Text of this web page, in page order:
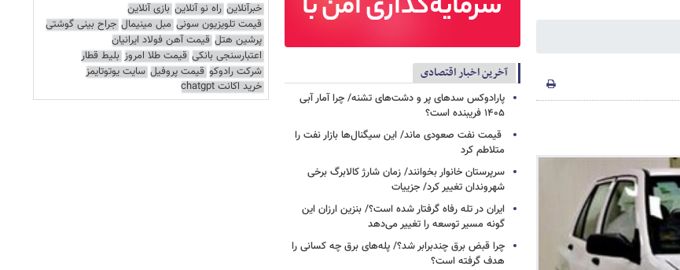
آخرین اخبار اقتصادی
پارادوکس سدهای پر و دشت‌های تشنه/ چرا آمار آبی
۱۴۰۵ فریبنده است؟
قیمت نفت صعودی ماند/ این سیگنال‌ها بازار نفت را
متلاطم کرد
سرپرستان خانوار بخوانند/ زمان شارژ کالابرگ برخی
شهروندان تغییر کرد/ جزییات
ایران در تله رفاه گرفتار شده است؟/ بنزین ارزان این
گونه مسیر توسعه را تغییر می‌دهد
چرا قبض برق چندبرابر شد؟/ پله‌های برق چه کسانی را
هدف گرفته است؟
خبرآنلاین راه نو آنلاین بازی آنلاین
قیمت تلویزیون سونی مبل مینیمال جراح بینی گوشتی
پرشین هتل قیمت آهن فولاد ایرانیان
اعتبارسنجی بانکی قیمت طلا امروز بلیط قطار
شرکت رادوکو قیمت پروفیل سایت یوتوتایمز
خرید اکانت chatgpt